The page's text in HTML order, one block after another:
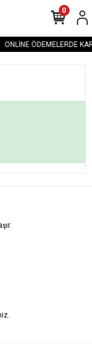
ONLİNE ÖDEMELERDE
0